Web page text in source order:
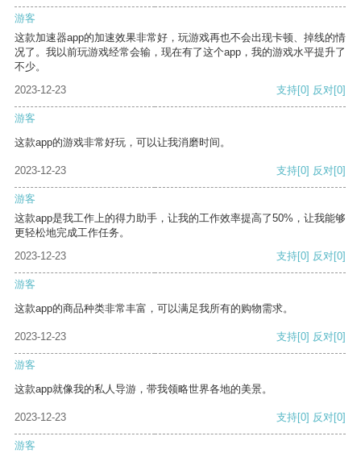
游客
这款加速器app的加速效果非常好，玩游戏再也不会出现卡顿、掉线的情
况了。我以前玩游戏经常会输，现在有了这个app，我的游戏水平提升了
不少。
2023-12-23
支持[0] 反对[0]
游客
这款app的游戏非常好玩，可以让我消磨时间。
2023-12-23 支持[0] 反对[0]
游客
这款app是我工作上的得力助手，让我的工作效率提高了50%，让我能够
更轻松地完成工作任务。
2023-12-23
支持[0] 反对[0]
游客
这款app的商品种类非常丰富，可以满足我所有的购物需求。
2023-12-23 支持[0] 反对[0]
游客
这款app就像我的私人导游，带我领略世界各地的美景。
2023-12-23 支持[0] 反对[0]
游客